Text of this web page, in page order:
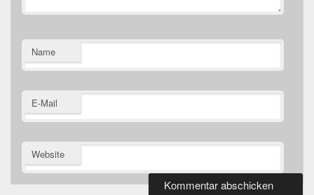
Name
E-Mail
Website